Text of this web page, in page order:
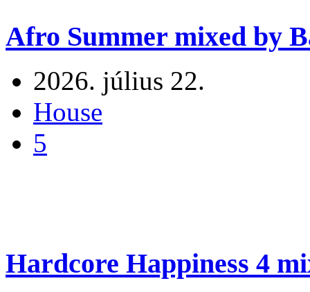
Afro Summer mixed by
2026. július 22.
House
5
Hardcore Happiness 4